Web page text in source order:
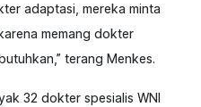
adaptasi, mereka minta
memang dokter
terang Menkes.
32 dokter spesialis WNI